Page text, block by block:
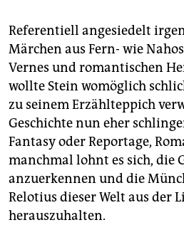
Referentiell angesiedelt
Märchen aus Fern- wie
Vernes und romantischen
wollte Stein womöglich
zu seinem Erzählteppich
Geschichte nun eher
Fantasy oder Reportage,
manchmal lohnt es sich, die
anzuerkennen und die
Relotius dieser Welt aus der
herauszuhalten.